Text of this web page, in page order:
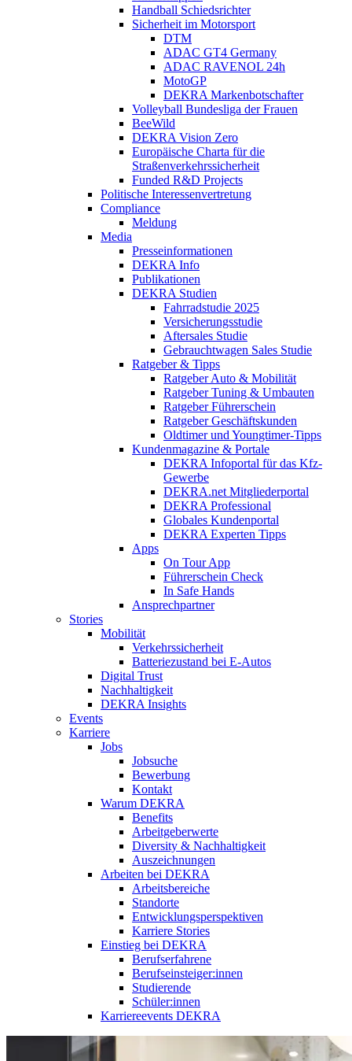
Handball Schiedsrichter
Sicherheit im Motorsport
DTM
ADAC GT4 Germany
ADAC RAVENOL 24h
MotoGP
DEKRA Markenbotschafter
Volleyball Bundesliga der Frauen
BeeWild
DEKRA Vision Zero
Europäische Charta für die
Straßenverkehrssicherheit
Funded R&D Projects
Politische Interessenvertretung
Compliance
Meldung
Media
Presseinformationen
DEKRA Info
Publikationen
DEKRA Studien
Fahrradstudie 2025
Versicherungsstudie
Aftersales Studie
Gebrauchtwagen Sales Studie
Ratgeber & Tipps
Ratgeber Auto & Mobilität
Ratgeber Tuning & Umbauten
Ratgeber Führerschein
Ratgeber Geschäftskunden
Oldtimer und Youngtimer-Tipps
Kundenmagazine & Portale
DEKRA Infoportal für das Kfz-
Gewerbe
DEKRA.net Mitgliederportal
DEKRA Professional
Globales Kundenportal
DEKRA Experten Tipps
Apps
On Tour App
Führerschein Check
In Safe Hands
Ansprechpartner
Stories
Mobilität
Verkehrssicherheit
Batteriezustand bei E-Autos
Digital Trust
Nachhaltigkeit
DEKRA Insights
Events
Karriere
Jobs
Jobsuche
Bewerbung
Kontakt
Warum DEKRA
Benefits
Arbeitgeberwerte
Diversity & Nachhaltigkeit
Auszeichnungen
Arbeiten bei DEKRA
Arbeitsbereiche
Standorte
Entwicklungsperspektiven
Karriere Stories
Einstieg bei DEKRA
Berufserfahrene
Berufseinsteiger:innen
Studierende
Schüler:innen
Karriereevents DEKRA